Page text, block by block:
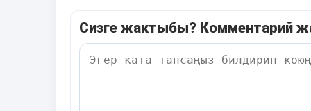
Сизге жактыбы? Комментарий